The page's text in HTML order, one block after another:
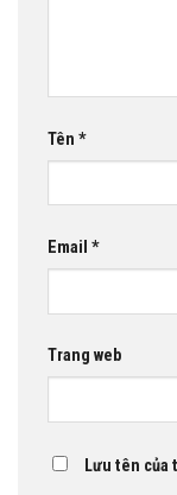
Tên *
Email *
Trang web
Lưu tên